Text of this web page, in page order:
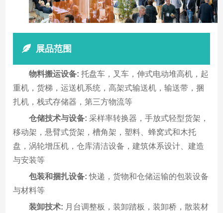
展品范围
物料搬运设备: 托盘车，叉车，伸式电动堆高机，起
重机，货梯，运送机系统，高架式输送机，输送带，捆
扎机，栈式存储器，第三方物流等
仓储技术与设备: 采样率转换器，手放式轻型货架，
移动架，悬臂式货架，槽角架，塑料、蜂窝式和木托
盘，涡轮增压机，仓库清洁设备，建筑体系设计、建造
与安装等
包装和捆扎设备: 快递，货物和仓储运输的包装设备
与材料等
装卸技术: 月台调整板，装卸踏板，装卸桥，散装材